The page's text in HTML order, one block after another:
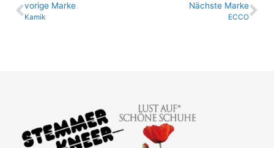
vo­ri­ge Marke
Kamik
Nächste Marke
ECCO